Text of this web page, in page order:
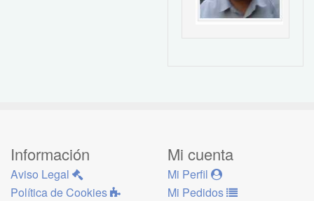
Información
Aviso Legal
Política de Cookies
Mi cuenta
Mi Perfil
Mi Pedidos